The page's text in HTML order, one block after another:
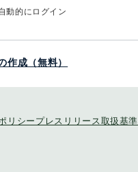
動的にログイン
作成（無料）
リシー プレスリリース取扱基準